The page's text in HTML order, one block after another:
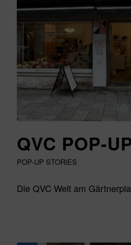
QVC POP-
POP-UP STORIES
Die QVC Welt am